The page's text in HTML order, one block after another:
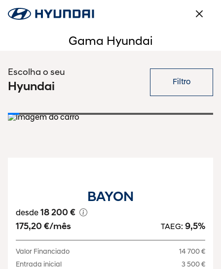
Gama Hyundai
Escolha o seu
Hyundai Filtro
BAYON
desde18 200 €
175,20 €/mês
TAEG:9,5%
Valor Financiado
14 700 €
Entrada inicial
3 500 €